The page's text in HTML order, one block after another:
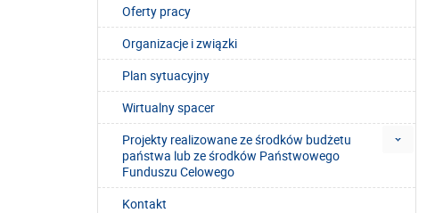
Oferty pracy
Organizacje i związki
Plan sytuacyjny
Wirtualny spacer
Projekty realizowane ze środków budżetu
państwa lub ze środków Państwowego
Funduszu Celowego
Kontakt